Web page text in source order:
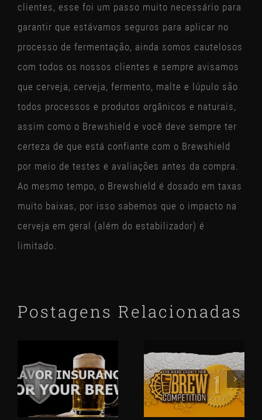
clientes, esse foi um passo muito necessário para
garantir que estávamos seguros para aplicar no
processo de fermentação, ainda somos cautelosos
com todos os nossos clientes e sempre avisamos
que cerveja, cerveja, fermento, malte e lúpulo são
todos processos e produtos orgânicos e naturais,
assim como o Brewshield e você deve sempre ter
certeza de que está confiante com o Brewshield
por meio de testes e avaliações antes da compra.
Ao mesmo tempo, o Brewshield é dosado em taxas
muito baixas, por isso sabemos que o impacto na
cerveja em geral (além do estabilizador) é
limitado.
Postagens Relacionadas